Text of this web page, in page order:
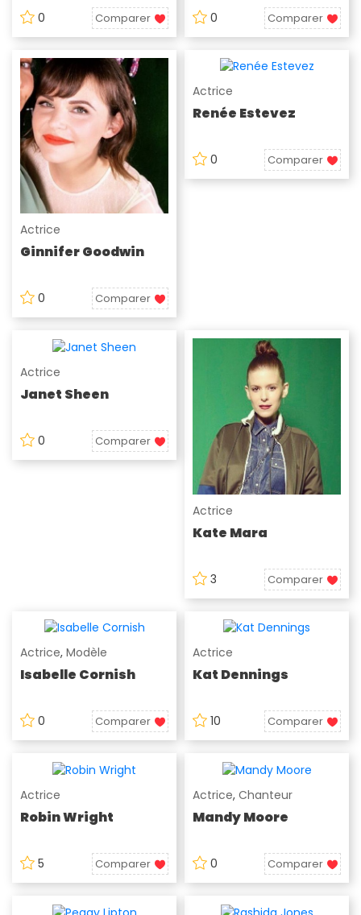
0 Comparer 0 Comparer
Actrice
Ginnifer Goodwin
0 Comparer
Actrice
Renée Estevez
0 Comparer
Actrice
Janet Sheen
0 Comparer
Actrice
Kate Mara
3 Comparer
Actrice, Modèle
Isabelle Cornish
0 Comparer
Actrice
Kat Dennings
10 Comparer
Actrice
Robin Wright
5 Comparer
Actrice, Chanteur
Mandy Moore
0 Comparer